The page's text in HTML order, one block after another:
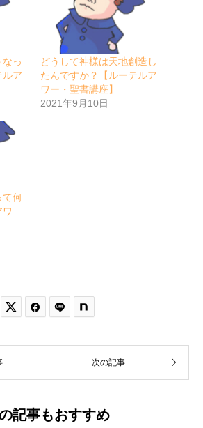
なっ
ルア
どうして神様は天地創造し
たんですか？【ルーテルア
ワー・聖書講座】
2021年9月10日
て何
 
次の記事
記事もおすすめ